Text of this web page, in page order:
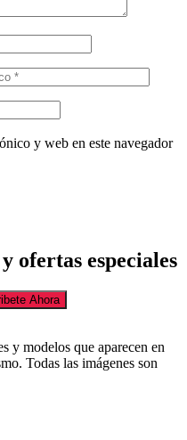
y web en este navegador
ofertas especiales
Ahora
y modelos que aparecen en
Todas las imágenes son